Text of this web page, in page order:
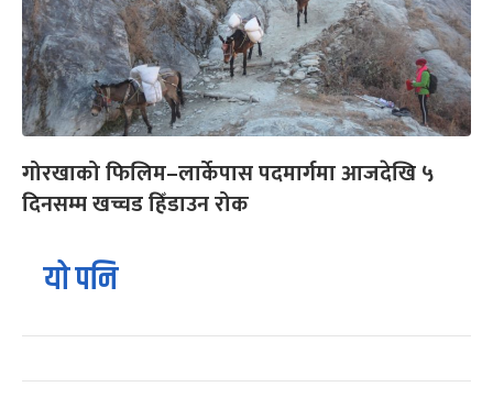
गोरखाको फिलिम–लार्केपास पदमार्गमा आजदेखि ५
दिनसम्म खच्चड हिँडाउन रोक
यो पनि